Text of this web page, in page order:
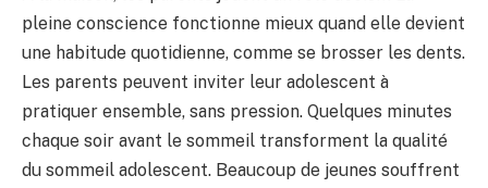
pleine conscience fonctionne mieux quand elle devient
une habitude quotidienne, comme se brosser les dents.
Les parents peuvent inviter leur adolescent à
pratiquer ensemble, sans pression. Quelques minutes
chaque soir avant le sommeil transforment la qualité
du sommeil adolescent. Beaucoup de jeunes souffrent